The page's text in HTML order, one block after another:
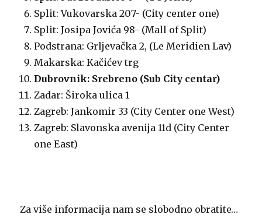
Split: Vukovarska 207- (City center one)
Split: Josipa Jovića 98- (Mall of Split)
Podstrana: Grljevačka 2, (Le Meridien Lav)
Makarska: Kačićev trg
Dubrovnik: Srebreno (Sub City centar)
Zadar: Široka ulica 1
Zagreb: Jankomir 33 (City Center one West)
Zagreb: Slavonska avenija 11d (City Center
one East)
Za više informacija nam se slobodno obratite…